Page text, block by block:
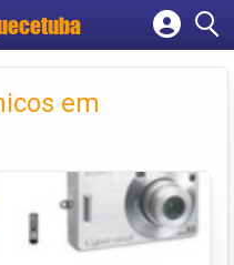
empresa
conta em